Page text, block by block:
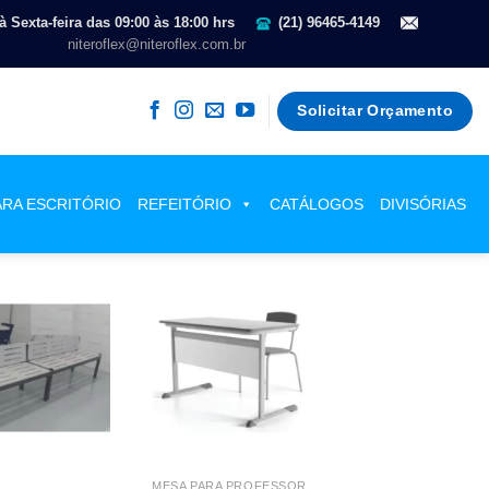
Sexta-feira das 09:00 às 18:00 hrs
(21) 96465-4149
niteroflex@niteroflex.com.br
Solicitar Orçamento
ESCRITÓRIO REFEITÓRIO CATÁLOGOS DIVISÓRIAS
MESA PARA PROFESSOR